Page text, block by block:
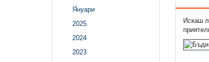
Януари
2025
2024
2023
Искаш